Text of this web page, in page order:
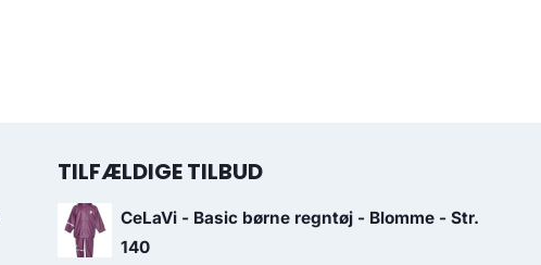
TILFÆLDIGE TILBUD
CeLaVi - Basic børne regntøj - Blomme - Str.
140